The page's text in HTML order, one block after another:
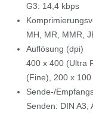
G3: 14,4 kbps
MH, MR, MMR,
Auflösung (dpi)
400 x 400 (Ultra
(Fine), 200 x
Sende-/
Senden: DIN A3,